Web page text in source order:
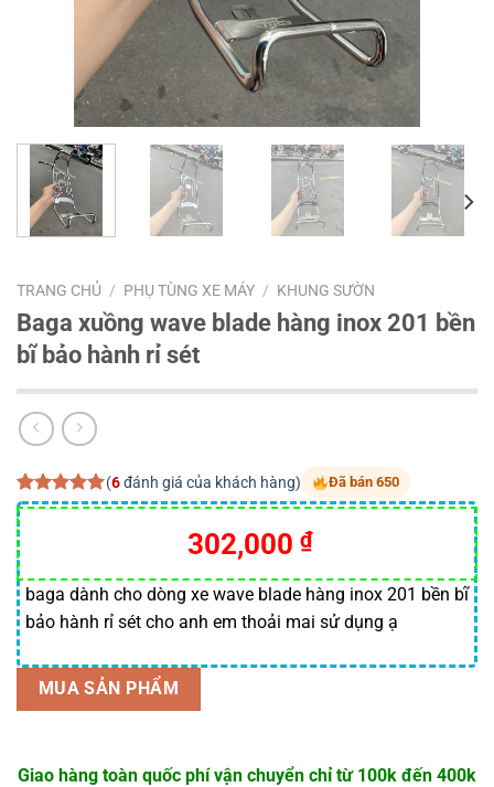
TRANG CHỦ / PHỤ TÙNG XE MÁY / KHUNG SƯỜN
Baga xuồng wave blade hàng inox 201 bền
bĩ bảo hành rỉ sét
5.00trên 5
dựa trên
6
đánh giá
(6đánh giá của khách hàng) Đã bán 650
302,000 ₫
baga dành cho dòng xe wave blade hàng inox 201 bền bĩ
bảo hành rỉ sét cho anh em thoải mai sử dụng ạ
MUA SẢN PHẨM
Giao hàng toàn quốc phí vận chuyển chỉ từ 100k đến 400k